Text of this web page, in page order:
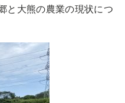
と大熊の農業の現状につ